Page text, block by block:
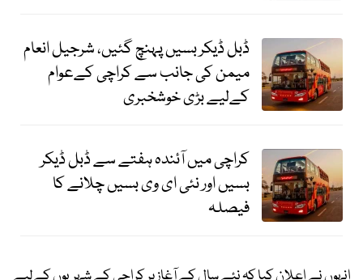
ڈبل ڈیکر بسیں پہنچ گئیں، شرجیل انعام
میمن کی جانب سے کراچی کےعوام
کےلیے بڑی خوشخبری
کراچی میں آئندہ ہفتے سے ڈبل ڈیکر
بسیں اور نئی ای وی بسیں چلانے کا
فیصلہ